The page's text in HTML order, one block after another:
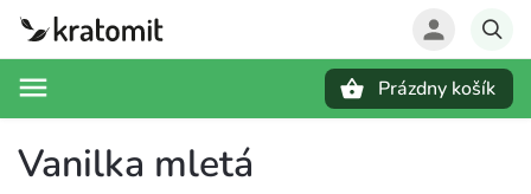
Prázdny košík
Vanilka mletá